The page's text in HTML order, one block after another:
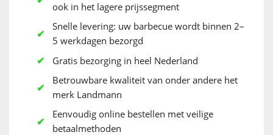
ook in het lagere prijssegment
Snelle levering: uw barbecue wordt binnen 2–
5 werkdagen bezorgd
Gratis bezorging in heel Nederland
Betrouwbare kwaliteit van onder andere het
merk Landmann
Eenvoudig online bestellen met veilige
betaalmethoden